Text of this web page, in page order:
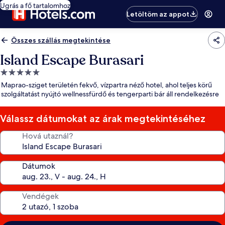
Ugrás a fő tartalomhoz
Letöltöm az appot
Összes szállás megtekintése
Island Escape Burasari
5.0
csillagos
szálláshely
Maprao-sziget területén fekvő, vízpartra néző hotel, ahol teljes körű
szolgáltatást nyújtó wellnessfürdő és tengerparti bár áll rendelkezésre
Válassz dátumokat az árak megtekintéséhez
Hová utaznál?
Dátumok
Vendégek